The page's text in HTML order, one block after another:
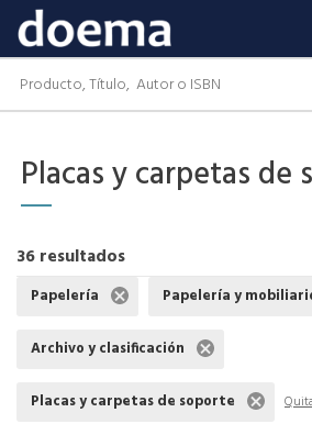
Placas y carpetas de
36 resultados
Papelería Papelería y
Archivo y clasificación
Placas y carpetas de soporte